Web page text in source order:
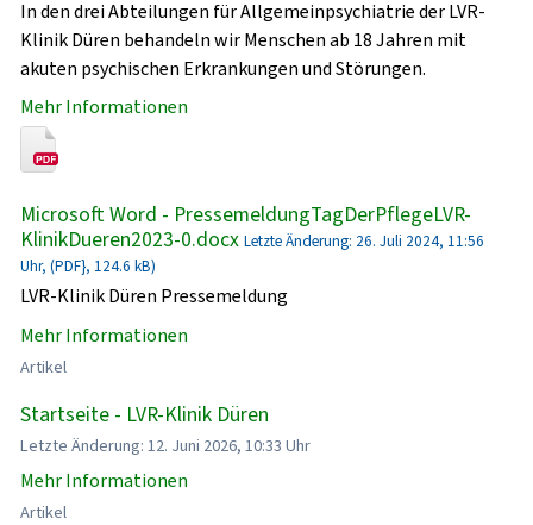
In den drei Abteilungen für Allgemeinpsychiatrie der LVR-
Klinik Düren behandeln wir Menschen ab 18 Jahren mit
akuten psychischen Erkrankungen und Störungen.
Mehr Informationen
Microsoft Word - PressemeldungTagDerPflegeLVR-
KlinikDueren2023-0.docx Letzte Änderung: 26. Juli 2024, 11:56
Uhr, (PDF}, 124.6 kB)
LVR-Klinik Düren Pressemeldung
Mehr Informationen
Artikel
Startseite - LVR-Klinik Düren
Letzte Änderung: 12. Juni 2026, 10:33 Uhr
Mehr Informationen
Artikel